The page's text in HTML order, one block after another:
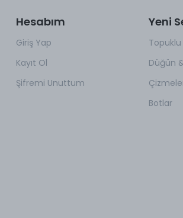
Hesabım
Giriş Yap
Kayıt Ol
Şifremi Unuttum
Yeni
Topuklu
Düğün
Botlar